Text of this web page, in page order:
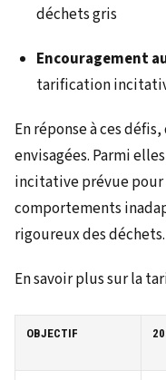
déchets gris
Encouragement
tarification
En réponse à ces
envisagées. Parmi
incitative prévue pour
comportements
rigoureux des déchets.
En savoir plus sur la
OBJECTIF